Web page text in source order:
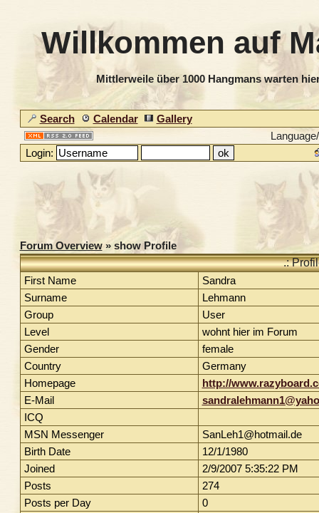
Willkommen auf
Mittlerweile über 1000 Hangmans warten
Search Calendar
Gallery
Login:
Forum Overview» show Profile
.:
First Name
Sandra
Surname
Lehmann
Group
User
Level
wohnt hier im Forum
Gender
female
Country
Germany
Homepage
http://
E-Mail
ICQ
MSN Messenger
SanLeh1@hotmail.de
Birth Date
12/1/1980
Joined
2/9/2007 5:35:22 PM
Posts
274
Posts per Day
0